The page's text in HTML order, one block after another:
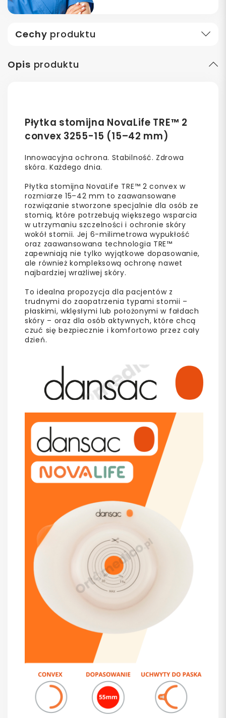
Cechy produktu
Opis produktu
Płytka stomijna NovaLife TRE™ 2
convex 3255-15 (15–42 mm)
Innowacyjna ochrona. Stabilność. Zdrowa
skóra. Każdego dnia.
Płytka stomijna NovaLife TRE™ 2 convex w
rozmiarze 15–42 mm to zaawansowane
rozwiązanie stworzone specjalnie dla osób ze
stomią, które potrzebują większego wsparcia
w utrzymaniu szczelności i ochronie skóry
wokół stomii. Jej 6-milimetrowa wypukłość
oraz zaawansowana technologia TRE™
zapewniają nie tylko wyjątkowe dopasowanie,
ale również kompleksową ochronę nawet
najbardziej wrażliwej skóry.
To idealna propozycja dla pacjentów z
trudnymi do zaopatrzenia typami stomii –
płaskimi, wklęsłymi lub położonymi w fałdach
skóry – oraz dla osób aktywnych, które chcą
czuć się bezpiecznie i komfortowo przez cały
dzień.